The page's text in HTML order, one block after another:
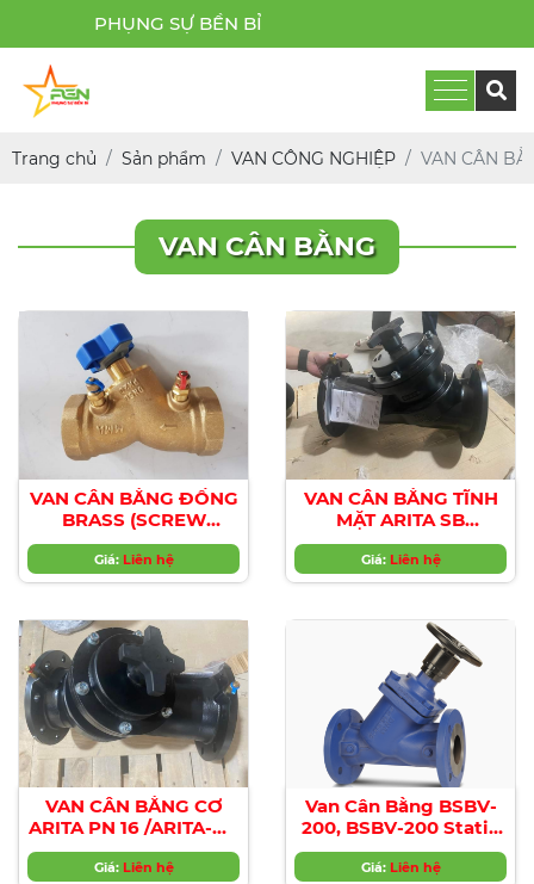
PHỤNG SỰ BỀN BỈ
Trang chủ Sản phẩm VAN CÔNG NGHIỆP VAN CÂN
VAN CÂN BẰNG
VAN CÂN BẰNG ĐỒNG
BRASS (SCREW
END)/ARITA-BRASS-
BALANCING-VALVE-
SE-PN25-SBT
Giá: Liên hệ
VAN CÂN BẰNG TĨNH
MẶT ARITA SB
PN10/PN16(DN50-
DN500)
Giá: Liên hệ
VAN CÂN BẰNG CƠ
ARITA PN 16 /ARITA-DI-
BALANCING-VALVE-
PN16
Giá: Liên hệ
Van Cân Bằng BSBV-
200, BSBV-200 Static
Balance Valve
Giá: Liên hệ